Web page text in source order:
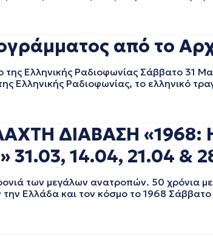
από το
της Ελληνικής Ραδιοφωνίας Σάββατο 31
Ελληνικής Ραδιοφωνίας, το ελληνικό
ΔΙΑΒΑΣΗ «1968:
14.04, 21.04 &
των μεγάλων ανατροπών. 50 χρόνια
Ελλάδα και τον κόσμο το 1968